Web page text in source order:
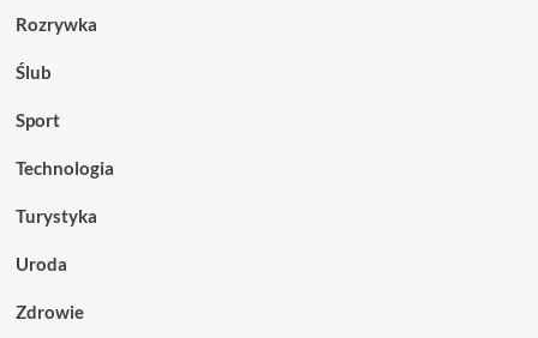
Rozrywka
Ślub
Sport
Technologia
Turystyka
Uroda
Zdrowie